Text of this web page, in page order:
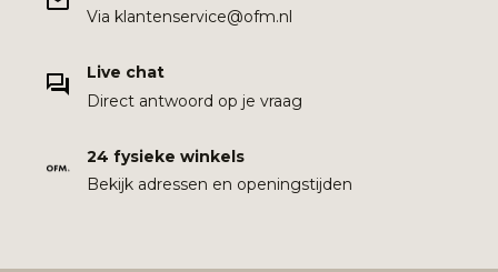
Via klantenservice@ofm.nl
Live chat
Direct antwoord op je vraag
24 fysieke winkels
Bekijk adressen en openingstijden